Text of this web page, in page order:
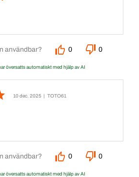
användbar? 0 0
översatts automatiskt med hjälp av AI
10 dec. 2025 | TOTO61
användbar? 0 0
översatts automatiskt med hjälp av AI